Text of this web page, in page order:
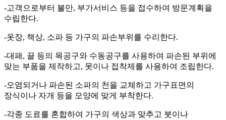
-고객으로부터 불만, 부가서비스 등을 접수하여 방문계획을
수립한다.
-옷장, 책상, 소파 등 가구의 파손부위를 수리한다.
-대패, 끌 등의 목공구와 수동공구를 사용하여 파손된 부위에
맞는 부품을 제작하고, 못이나 접착제를 사용하여 조립한다.
-오염되거나 파손된 소파의 천을 교체하고 가구표면의
장식이나 자개 등을 모양에 맞게 부착한다.
-각종 도료를 혼합하여 가구의 색상과 맞추고 붓이나